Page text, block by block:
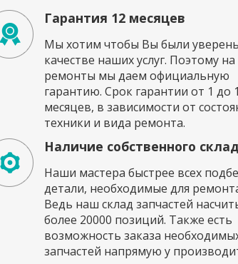
Гарантия 12 месяцев
Мы хотим чтобы Вы были
качестве наших услуг. Поэтому на
ремонты мы даем официальную
гарантию. Срок гарантии от 1 до
месяцев, в зависимости от
техники и вида ремонта.
Наличие собственного
Наши мастера быстрее всех
детали, необходимые для
Ведь наш склад запчастей
более 20000 позиций. Также есть
возможность заказа
запчастей напрямую у